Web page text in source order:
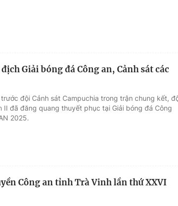
Giải bóng đá Công an, Cảnh sát các
đội Cảnh sát Campuchia trong trận chung kết,
II đã đăng quang thuyết phục tại Giải bóng đá Công
2025.
Công an tỉnh Trà Vinh lần thứ XXVI